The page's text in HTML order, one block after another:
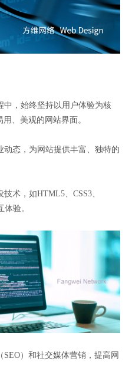
中，始终坚持以用户体验为核
、美观的网站界面。
态，为网站提供丰富、独特的
术，如HTML5、CSS3、
验。
）和社交媒体营销，提高网